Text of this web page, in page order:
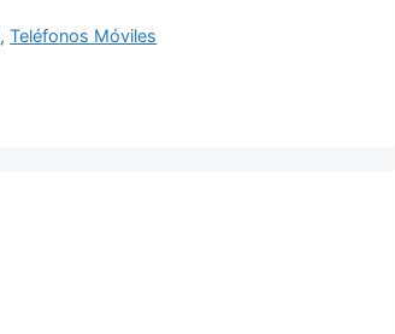
,Teléfonos Móviles